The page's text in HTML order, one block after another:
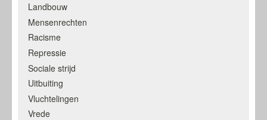
Landbouw
Mensenrechten
Racisme
Repressie
Sociale strijd
Uitbuiting
Vluchtelingen
Vrede